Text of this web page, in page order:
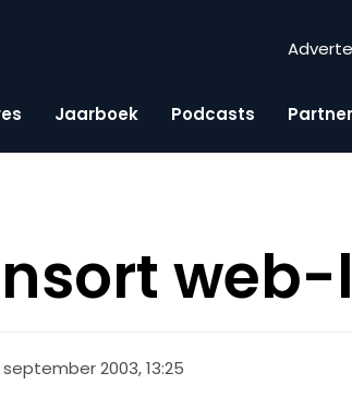
Jaarboek Podcasts
2003, 13:25